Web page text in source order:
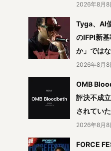
2026年8月8
Tyga、AI
のIFPI新
か」では
2026年8月8
OMB
評決不成
されていた
2026年8月8
FORCE